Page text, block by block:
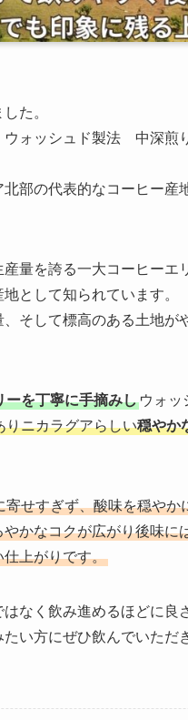
た。
ォッシュド製法 中深煎
部の代表的なコーヒー産
量を誇る一大コーヒー
として知られています。
そして標高のある土地が
ーを丁寧に手摘みし ウォッ
りニカラグアらしい穏やか
せすぎず、酸味を穏や
かなコクが広がり後味に
上がりです。
なく飲み進めるほどに良
い方にぜひ飲んでいただ